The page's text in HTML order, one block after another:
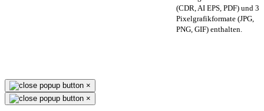
(CDR, AI EPS, PDF) und 3
Pixelgrafikformate (JPG,
PNG, GIF) enthalten.
×
×